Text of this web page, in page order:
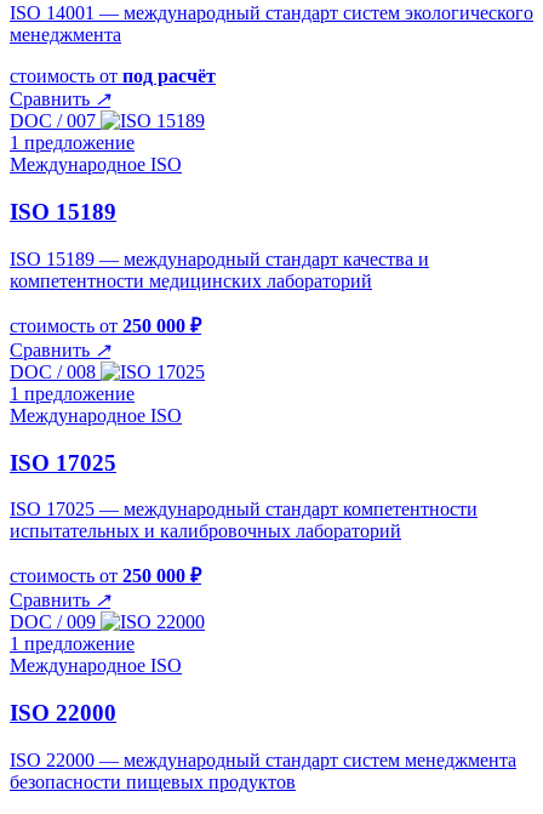
ISO 14001 — международный стандарт систем экологического
менеджмента
стоимость от под расчёт
Сравнить ↗
DOC / 007
1 предложение
Международное ISO
ISO 15189
ISO 15189 — международный стандарт качества и
компетентности медицинских лабораторий
стоимость от 250 000 ₽
Сравнить ↗
DOC / 008
1 предложение
Международное ISO
ISO 17025
ISO 17025 — международный стандарт компетентности
испытательных и калибровочных лабораторий
стоимость от 250 000 ₽
Сравнить ↗
DOC / 009
1 предложение
Международное ISO
ISO 22000
ISO 22000 — международный стандарт систем менеджмента
безопасности пищевых продуктов